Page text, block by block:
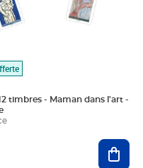
timbres - Maman dans l'art -